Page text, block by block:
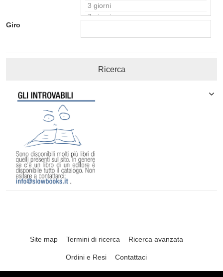
Giro
Ricerca
Site map Termini di ricerca Ricerca avanzata
Ordini e Resi Contattaci